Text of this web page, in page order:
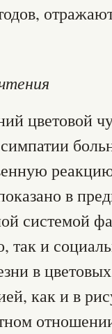
цветовой
в
системой
так и
в
как и в